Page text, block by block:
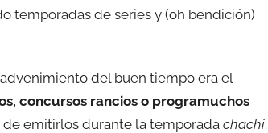
temporadas de series y (oh bendición)
del buen tiempo era el
concursos rancios o programuchos
emitirlos durante la temporada chachi.